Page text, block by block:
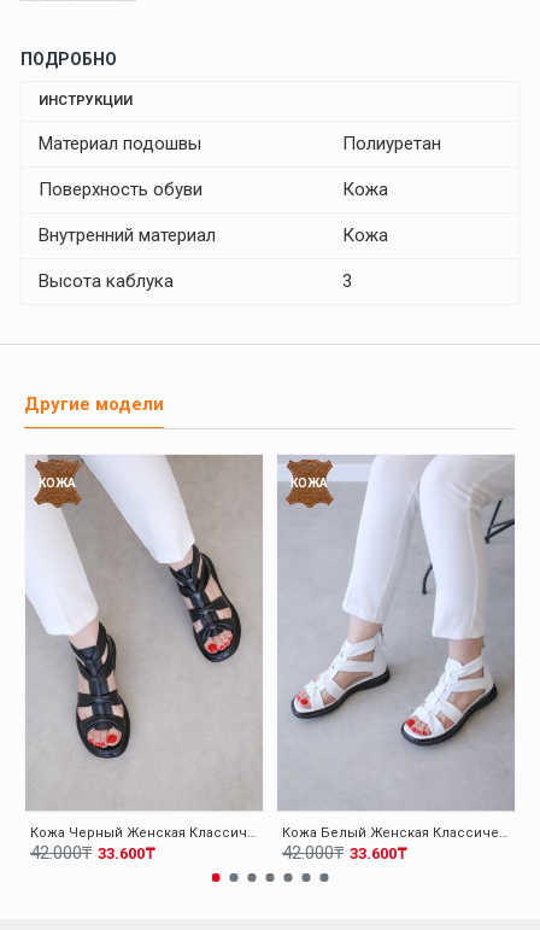
ПОДРОБНО
ИНСТРУКЦИИ
Материал подошвы Полиуретан
Поверхность обуви Кожа
Внутренний материал Кожа
Высота каблука 3
Другие модели
КОЖА
Кожа Черный Женская Классические Сандалии 124ZA116
33.600₸
42.000₸
КОЖА
Кожа Белый Женская Классические Сандалии 124ZA116
33.600₸
42.000₸